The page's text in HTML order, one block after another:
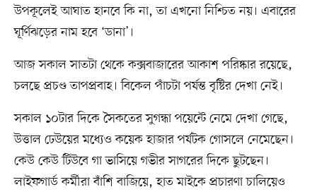
উপকূলেই আঘাত হানবে কি না, তা এখনো নিশ্চিত নয়। এবারের
ঘূর্ণিঝড়ের নাম হবে ‘ডানা’।
আজ সকাল সাতটা থেকে কক্সবাজারের আকাশ পরিষ্কার রয়েছে,
চলছে প্রচণ্ড তাপপ্রবাহ। বিকেল পাঁচটা পর্যন্ত বৃষ্টির দেখা নেই।
সকাল ১০টার দিকে সৈকতের সুগন্ধা পয়েন্টে নেমে দেখা গেছে,
উত্তাল ঢেউয়ের মধ্যেও কয়েক হাজার পর্যটক গোসলে নেমেছেন।
কেউ কেউ টিউবে গা ভাসিয়ে গভীর সাগরের দিকে ছুটছেন।
লাইফগার্ড কর্মীরা বাঁশি বাজিয়ে, হাত মাইকে প্রচারণা চালিয়েও